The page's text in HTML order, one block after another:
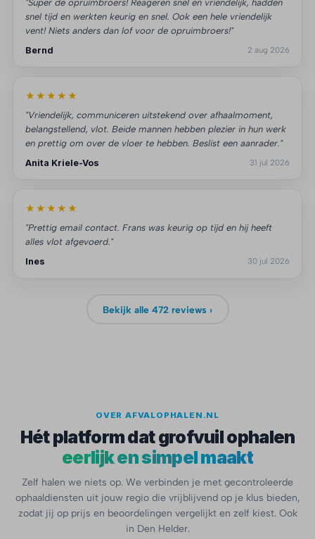
"Super de opruimbroers! Reageren snel en vriendelijk, hadden
snel tijd en werkten keurig en snel. Ook een hele vriendelijk
vent! Niets anders dan lof voor de opruimbroers!"
Bernd
2 aug 2026
★★★★★
"Vriendelijk, communiceren uitstekend over afhaalmoment,
belangstellend, vlot. Beide mannen hebben plezier in hun werk
en prettig om over de vloer te hebben. Beslist een aanrader."
Anita Kriele-Vos
31 jul 2026
★★★★★
"Prettig email contact. Frans was keurig op tijd en hij heeft
alles vlot afgevoerd."
Ines
30 jul 2026
Bekijk alle 472 reviews ›
OVER AFVALOPHALEN.NL
Hét platform dat grofvuil ophalen
eerlijk en simpel maakt
Zelf halen we niets op. We verbinden je met gecontroleerde
ophaaldiensten uit jouw regio die vrijblijvend op je klus bieden,
zodat jij op prijs en beoordelingen vergelijkt en zelf kiest. Ook
in Den Helder.